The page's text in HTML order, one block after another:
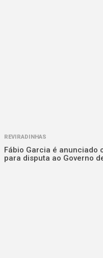
REVIRADINHAS
Fábio Garcia é anunciado
para disputa ao Governo